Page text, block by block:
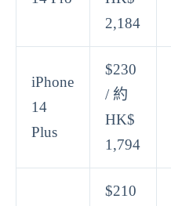
2,184
iPhone
14
Plus
$230
/ 約
HK$
1,794
$210